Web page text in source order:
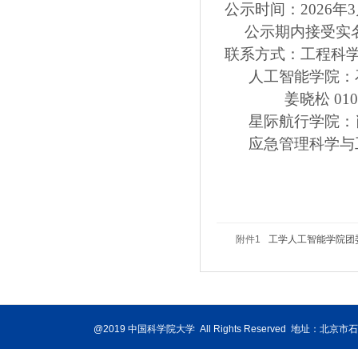
公示时间：2026年
公示期内接受实
联系方式：工程科
人工智能学院：
姜晓松 010-
星际航行学院：
应急管理科学与
附件1 工学人工智能学院
@2019 中国科学院大学 All Rights Reserved 地址：北京市